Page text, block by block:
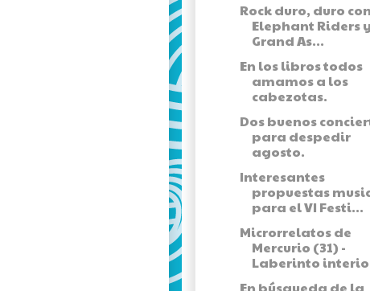
Rock duro, duro
Elephant Riders
Grand As...
En los libros todos
amamos a los
cabezotas.
Dos buenos
para despedir
agosto.
Interesantes
propuestas
para el VI Festi...
Microrrelatos de
Mercurio (31) -
Laberinto